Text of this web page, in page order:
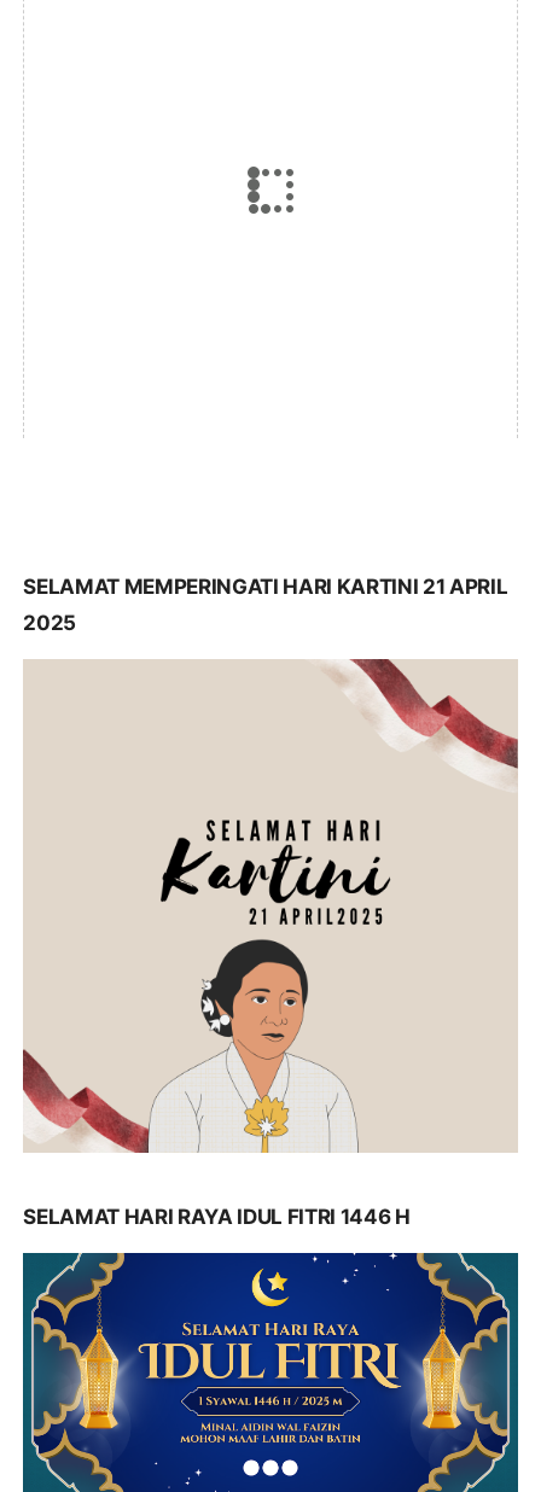
SELAMAT MEMPERINGATI HARI KARTINI 21 APRIL
2025
SELAMAT HARI RAYA IDUL FITRI 1446 H